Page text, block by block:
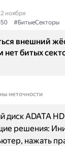
ноября
#БитыеСекторы
внешний
нет битых
неточности
диск ADATA
решения:
нажать